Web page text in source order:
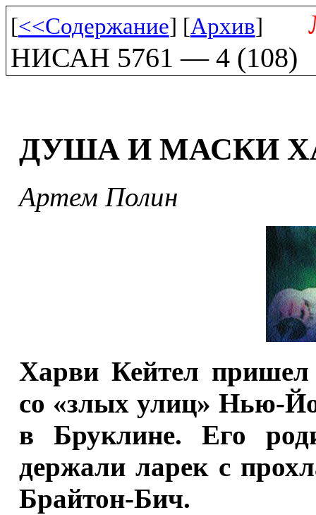
[<<Содержание] [Архив]
НИСАН 5761 — 4 (108)
ДУША И МАСКИ
Артем Полин
Харви Кейтел пришел
со «злых улиц» Нью-
в Бруклине. Его
держали ларек с
Брайтон-Бич.